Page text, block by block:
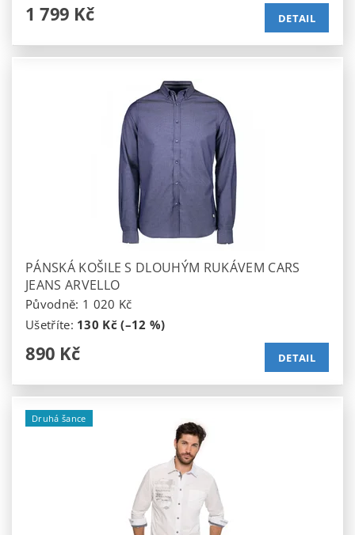
1 799 Kč DETAIL
PÁNSKÁ KOŠILE S DLOUHÝM RUKÁVEM CARS
JEANS ARVELLO
Původně: 1 020 Kč
Ušetříte: 130 Kč (–12 %)
890 Kč DETAIL
Druhá šance